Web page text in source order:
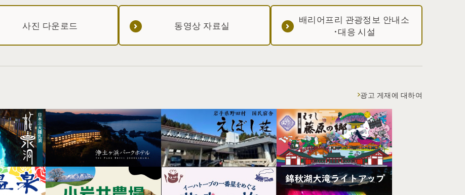
사진 다운로드 동영상 자료실
배리어프리 관광정보 안내소
·대응 시설
광고 게재에 대하여